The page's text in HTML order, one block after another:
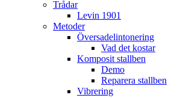
Trådar
Levin 1901
Metoder
Översadelintonering
Vad det kostar
Komposit stallben
Demo
Reparera stallben
Vibrering